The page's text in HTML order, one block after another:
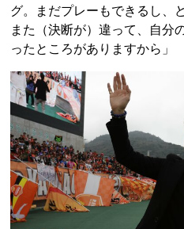
グ。まだプレーもできるし、
また（決断が）違って、自分
ったところがありますから」